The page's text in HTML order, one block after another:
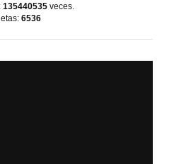
135440535veces.
6536